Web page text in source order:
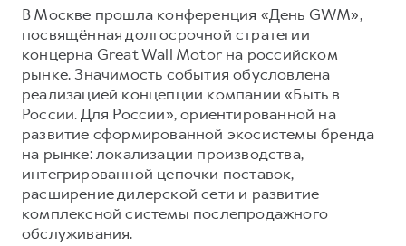
КОРПОРАТИВНЫМ КЛИЕНТАМ
Для малого бизнеса
Корпоративным клиентам
Крупным корпоративным клиентам
Система управления автопарком
Сервис для корпоративных клиентов
HAVAL Лизинг
АКСЕССУАРЫ HAVAL
Гарантия HAVAL
Мобильное приложение GWM
Программа «HAVAL Защита+»
Руководства по эксплуатации
Подписки
АКСЕССУАРЫ HAVAL
Автомобильные аксессуары
В Москве прошла конференция «День GWM»,
посвящённая долгосрочной стратегии
концерна Great Wall Motor на российском
рынке. Значимость события обусловлена
реализацией концепции компании «Быть в
России. Для России», ориентированной на
развитие сформированной экосистемы бренда
на рынке: локализации производства,
интегрированной цепочки поставок,
расширение дилерской сети и развитие
комплексной системы послепродажного
обслуживания.